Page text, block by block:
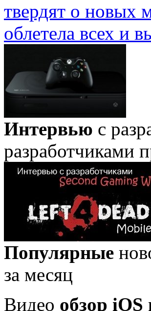
твердят о новых
облетела всех и
Интервью с
разработчиками
Популярные
за месяц
Видео обзор